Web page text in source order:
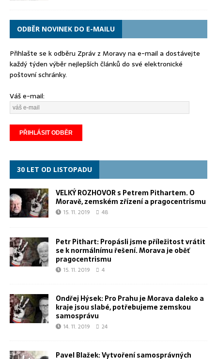
ODBĚR NOVINEK DO E-MAILU
Přihlašte se k odběru Zpráv z Moravy na e-mail a dostávejte
každý týden výběr nejlepších článků do své elektronické
poštovní schránky.
Váš e-mail:
30 LET OD LISTOPADU
VELKÝ ROZHOVOR s Petrem Pithartem. O
Moravě, zemském zřízení a pragocentrismu
15. 11. 2019 48
Petr Pithart: Propásli jsme příležitost vrátit
se k normálnímu řešení. Morava je oběť
pragocentrismu
15. 11. 2019 4
Ondřej Hýsek: Pro Prahu je Morava daleko a
kraje jsou slabé, potřebujeme zemskou
samosprávu
14. 11. 2019 24
Pavel Blažek: Vytvoření samosprávných